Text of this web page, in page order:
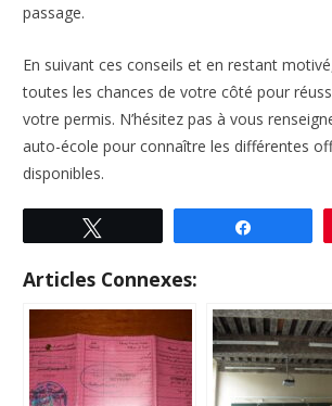
passage.
En suivant ces conseils et en restant
toutes les chances de votre côté pour
votre permis. N’hésitez pas à vous
auto-école pour connaître les différentes
disponibles.
Articles Connexes: